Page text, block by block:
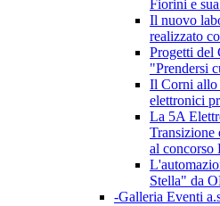
Fiorini e
Il nuovo
realizzato
Progetti del
"Prendersi
Il Corni allo
elettronici
La 5A
Transizione
al concorso
Stella" da
-Galleria Eventi